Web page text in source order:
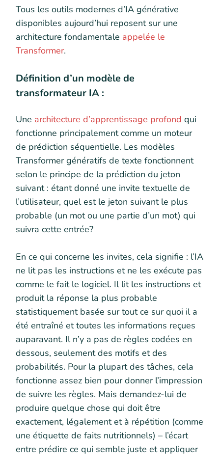
Tous les outils modernes d’IA générative
disponibles aujourd’hui reposent sur une
architecture fondamentale appelée le
Transformer.
Définition d’un modèle de
transformateur IA :
Une architecture d’apprentissage profond qui
fonctionne principalement comme un moteur
de prédiction séquentielle. Les modèles
Transformer génératifs de texte fonctionnent
selon le principe de la prédiction du jeton
suivant : étant donné une invite textuelle de
l’utilisateur, quel est le jeton suivant le plus
probable (un mot ou une partie d’un mot) qui
suivra cette entrée?
En ce qui concerne les invites, cela signifie : l’IA
ne lit pas les instructions et ne les exécute pas
comme le fait le logiciel. Il lit les instructions et
produit la réponse la plus probable
statistiquement basée sur tout ce sur quoi il a
été entraîné et toutes les informations reçues
auparavant. Il n’y a pas de règles codées en
dessous, seulement des motifs et des
probabilités. Pour la plupart des tâches, cela
fonctionne assez bien pour donner l’impression
de suivre les règles. Mais demandez-lui de
produire quelque chose qui doit être
exactement, légalement et à répétition (comme
une étiquette de faits nutritionnels) – l’écart
entre prédire ce qui semble juste et appliquer